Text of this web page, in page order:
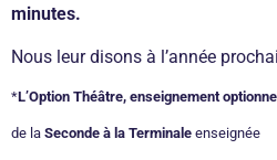
minutes.
Nous leur disons à l’année
*L’Option Théâtre, enseignement optionnel
de la Seconde à la Terminale enseignée